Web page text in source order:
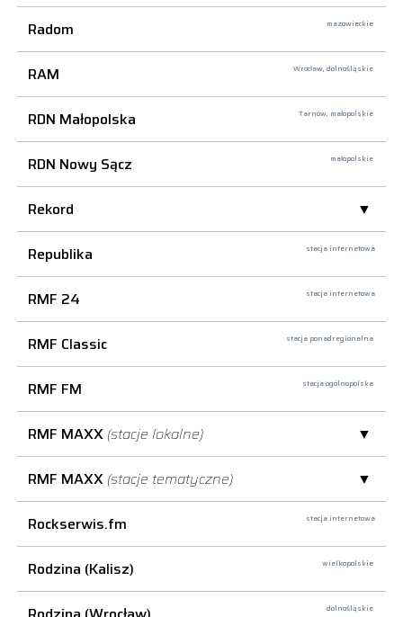
Radom mazowieckie
RAM Wrocław, dolnośląskie
RDN Małopolska Tarnów, małopolskie
RDN Nowy Sącz małopolskie
Rekord
Republika
stacja internetowa
RMF 24 stacja internetowa
RMF Classic stacja ponadregionalna
RMF FM stacja ogólnopolska
RMF MAXX (stacje lokalne)
RMF MAXX (stacje tematyczne)
Rockserwis.fm
stacja internetowa
Rodzina (Kalisz) wielkopolskie
dolnośląskie